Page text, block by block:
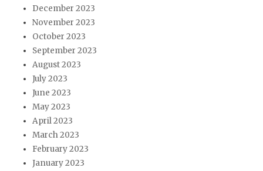
December 2023
November 2023
October 2023
September 2023
August 2023
July 2023
June 2023
May 2023
April 2023
March 2023
February 2023
January 2023